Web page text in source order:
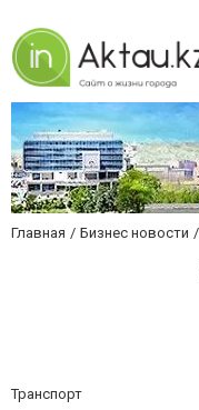
Главная Бизнес новости
Транспорт